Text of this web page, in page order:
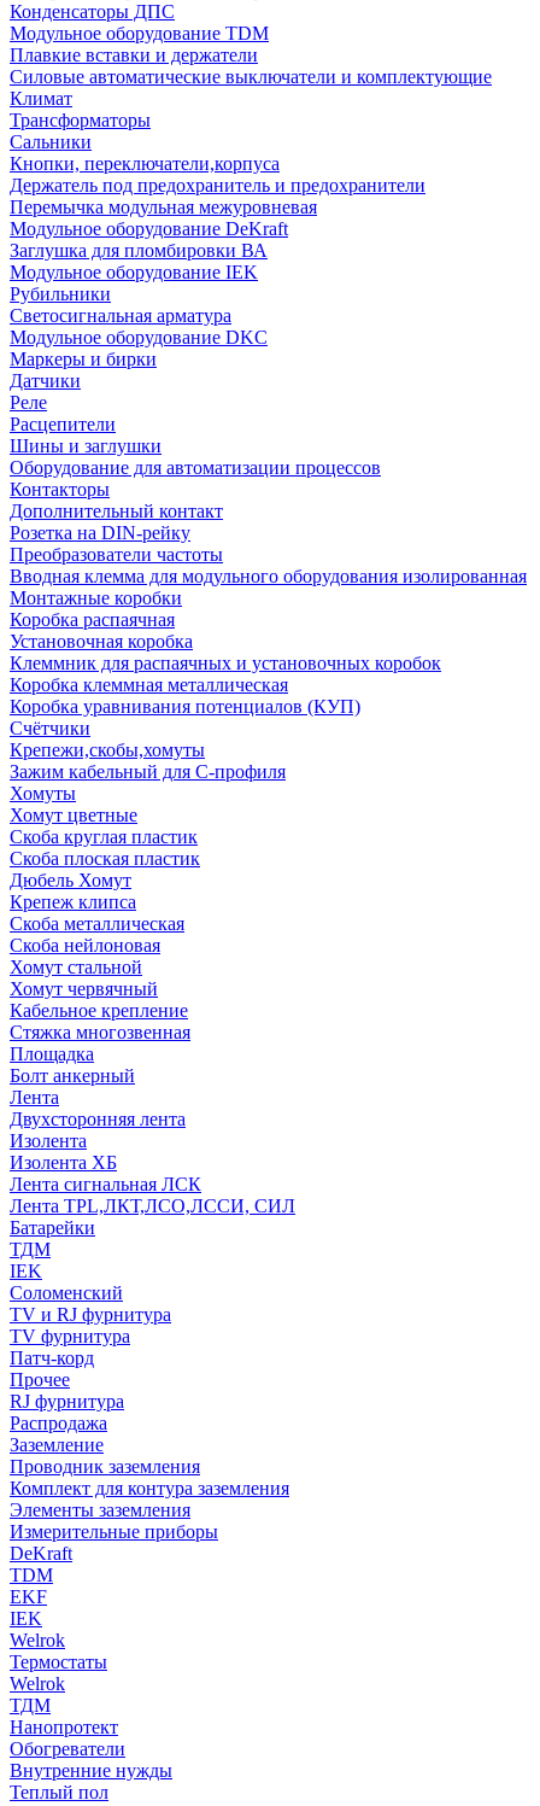
Конденсаторы ДПС
Модульное оборудование TDM
Плавкие вставки и держатели
Силовые автоматические выключатели и комплектующие
Климат
Трансформаторы
Сальники
Кнопки, переключатели,корпуса
Держатель под предохранитель и предохранители
Перемычка модульная межуровневая
Модульное оборудование DeKraft
Заглушка для пломбировки ВА
Модульное оборудование IEK
Рубильники
Светосигнальная арматура
Модульное оборудование DKC
Маркеры и бирки
Датчики
Реле
Расцепители
Шины и заглушки
Оборудование для автоматизации процессов
Контакторы
Дополнительный контакт
Розетка на DIN-рейку
Преобразователи частоты
Вводная клемма для модульного оборудования изолированная
Монтажные коробки
Коробка распаячная
Установочная коробка
Клеммник для распаячных и установочных коробок
Коробка клеммная металлическая
Коробка уравнивания потенциалов (КУП)
Счётчики
Крепежи,скобы,хомуты
Зажим кабельный для С-профиля
Хомуты
Хомут цветные
Скоба круглая пластик
Скоба плоская пластик
Дюбель Хомут
Крепеж клипса
Скоба металлическая
Скоба нейлоновая
Хомут стальной
Хомут червячный
Кабельное крепление
Стяжка многозвенная
Площадка
Болт анкерный
Лента
Двухсторонняя лента
Изолента
Изолента ХБ
Лента сигнальная ЛСК
Лента TPL,ЛКТ,ЛСО,ЛССИ, СИЛ
Батарейки
ТДМ
IEK
Соломенский
TV и RJ фурнитура
TV фурнитура
Патч-корд
Прочее
RJ фурнитура
Распродажа
Заземление
Проводник заземления
Комплект для контура заземления
Элементы заземления
Измерительные приборы
DeKraft
TDM
EKF
IEK
Welrok
Термостаты
Welrok
ТДМ
Нанопротект
Обогреватели
Внутренние нужды
Теплый пол